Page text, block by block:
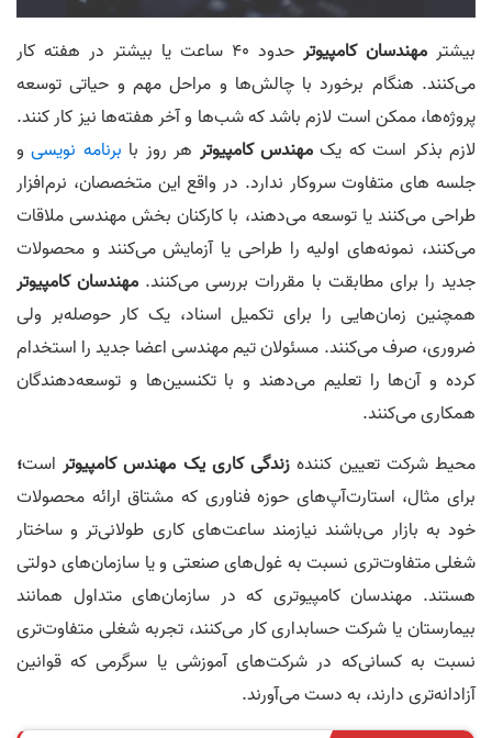
بیشتر مهندسان کامپیوتر
حدود 40 ساعت یا بیشتر در هفته کار
می‌کنند. هنگام برخورد با چالش‌ها و مراحل مهم و حیاتی توسعه
پروژه‌ها، ممکن است لازم باشد که شب‌ها و آخر هفته‌ها نیز کار کنند.
لازم بذکر است که یکمهندس کامپیوتر هر روز با برنامه نویسیو
جلسه های متفاوت سروکار ندارد. در واقع این متخصصان، نرم‌افزار
طراحی می‌کنند یا توسعه می‌دهند، با کارکنان بخش مهندسی ملاقات
می‌کنند، نمونه‌های اولیه را طراحی یا آزمایش می‌کنند و محصولات
جدید را برای مطابقت با مقررات بررسی می‌کنند. مهندسان کامپیوتر
همچنین زمان‌هایی را برای تکمیل اسناد، یک کار حوصله‌بر ولی
ضروری، صرف می‌کنند. مسئولان تیم مهندسی اعضا جدید را استخدام
کرده و آن‌ها را تعلیم می‌دهند و با تکنسین‌ها و توسعه‌دهندگان
همکاری می‌کنند.
محیط شرکت تعیین کننده زندگی کاری یک مهندس کامپیوتراست؛
برای‌ مثال، استارت‌آپ‌های حوزه فناوری که مشتاق ارائه محصولات
خود به بازار می‌باشند نیازمند ساعت‌های کاری طولانی‌تر و ساختار
شغلی متفاوت‌تری نسبت به غول‌های صنعتی و یا سازمان‌های دولتی
هستند. مهندسان کامپیوتری که در سازمان‌های متداول همانند
بیمارستان یا شرکت حسابداری کار می‌کنند، تجربه شغلی متفاوت‌تری
نسبت به کسانی‌که در شرکت‌های آموزشی یا سرگرمی که قوانین
آزادانه‌تری دارند، به دست می‌آورند.